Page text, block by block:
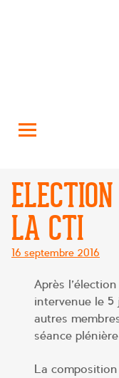
LA CTI
Posté
16 septembre 2016
Après
intervenue le 5
autres
séance
La